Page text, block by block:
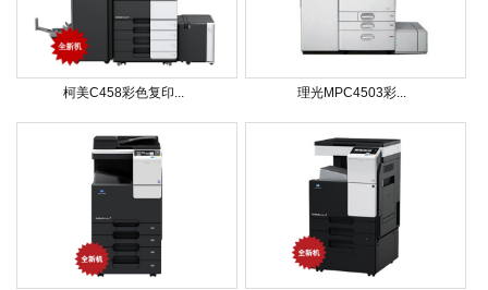
柯美C458彩色复印... 理光MPC4503彩...